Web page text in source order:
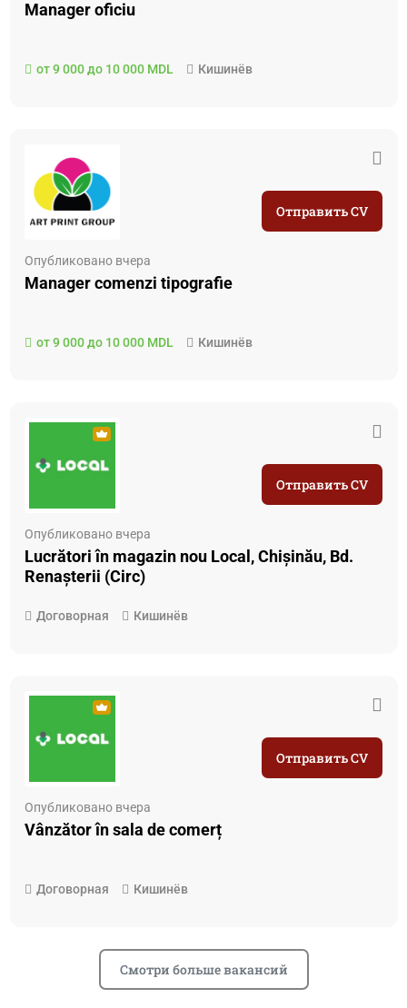
Manager oficiu
от 9 000 до 10 000 MDL Кишинёв
Опубликовано вчера
Manager comenzi tipografie
от 9 000 до 10 000 MDL Кишинёв
Отправить CV
Опубликовано вчера
Lucrători în magazin nou Local, Chișinău, Bd.
Renașterii (Circ)
Договорная Кишинёв
Отправить CV
Опубликовано вчера
Vânzător în sala de comerț
Договорная Кишинёв
Отправить CV
Смотри больше вакансий